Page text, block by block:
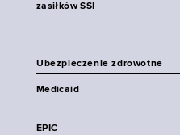
zasiłków SSI
Ubezpieczenie zdrowotne
Medicaid
EPIC